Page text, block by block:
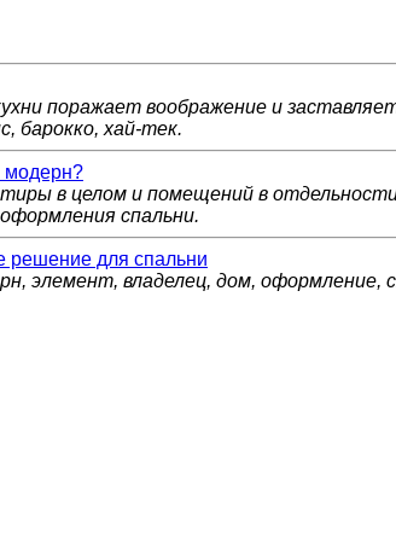
поражает воображение и
барокко, хай-тек.
модерн?
в целом и помещений в
спальни.
решение для спальни
элемент, владелец, дом, оформление,